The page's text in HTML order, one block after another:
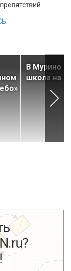
В Мурино
школа на